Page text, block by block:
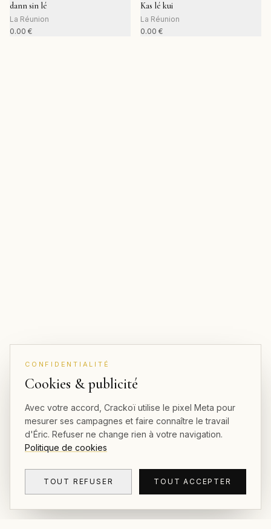
dann sin lé
La Réunion
0.00 €
Kas lé kui
La Réunion
0.00 €
CONFIDENTIALITÉ
Cookies & publicité
Avec votre accord, Crackoï utilise le pixel Meta pour
mesurer ses campagnes et faire connaître le travail
d'Éric. Refuser ne change rien à votre navigation.
Politique de cookies
TOUT REFUSER TOUT ACCEPTER